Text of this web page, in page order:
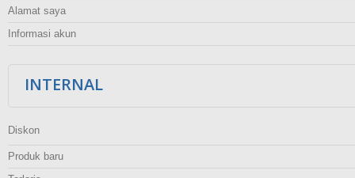
Alamat saya
Informasi akun
INTERNAL
Diskon
Produk baru